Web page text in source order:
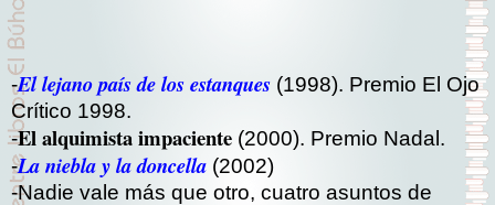
-El lejano país de los estanques (1998). Premio El Ojo
Crítico 1998.
-El alquimista impaciente (2000). Premio Nadal.
-La niebla y la doncella (2002)
-Nadie vale más que otro, cuatro asuntos de